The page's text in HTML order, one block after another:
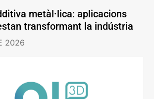
metàl·lica: aplicacions
transformant la indústria
2026